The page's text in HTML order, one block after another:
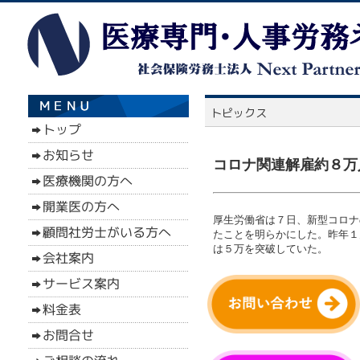
コロナ関連解雇約８
厚生労働省は７日、新型コロ
たことを明らかにした。昨年
は５万を突破していた。